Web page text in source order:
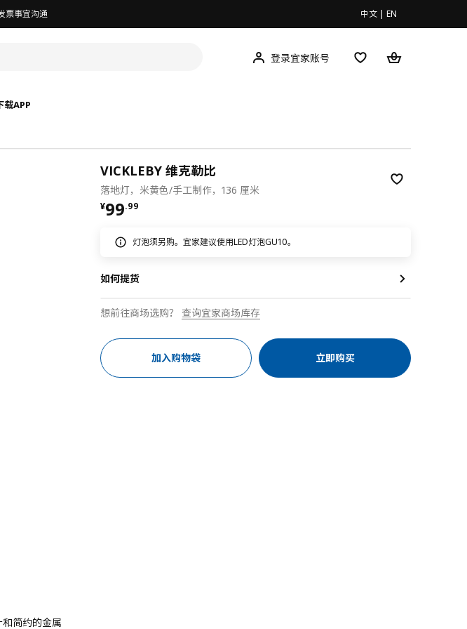
巴辛根 淋浴椅 中文 | EN
登录宜家账号
载APP
简约的金属
VICKLEBY 维克勒比
落地灯，米黄色/手工制作，136 厘米
¥99.99
¥ 99.99
灯泡须另购。宜家建议使用LED灯泡GU10。
如何提货
想前往商场选购？ 查询宜家商场库存
加入购物袋 立即购买